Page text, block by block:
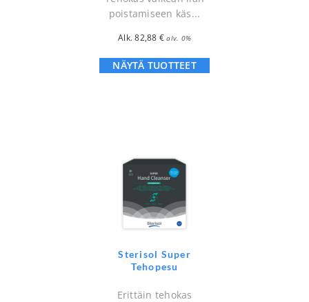
poistamiseen käs...
Alk.82,88 € alv. 0%
NÄYTÄ TUOTTEET
Sterisol Super
Tehopesu
Erittäin tehokas